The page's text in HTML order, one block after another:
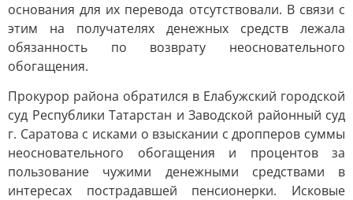
основания для их перевода отсутствовали. В связи с
этим на получателях денежных средств лежала
обязанность по возврату неосновательного
обогащения.
Прокурор района обратился в Елабужский городской
суд Республики Татарстан и Заводской районный суд
г. Саратова с исками о взыскании с дропперов суммы
неосновательного обогащения и процентов за
пользование чужими денежными средствами в
интересах пострадавшей пенсионерки. Исковые